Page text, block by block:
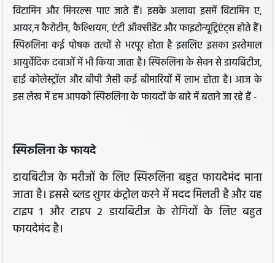
विटामिन और मिनरल्स पाए जाते हैं। इसके अलावा इसमें विटामिन ए,
आयर,न कैरोटीन, कैल्शियम, एंटी ऑक्सीडेंट और फाइटोन्यूट्रिएंट्स होते हैं।
स्पिरुलिना कई पोषक तत्वों से भरपूर होता है इसलिए इसका इस्तेमाल
आयुर्वेदिक दवाओं में भी किया जाता है। स्पिरुलिना के सेवन से डायबिटीज,
हाई कोलेस्ट्रॉल और बीपी जैसी कई बीमारियों में लाभ होता है। आज के
इस लेख में हम आपको स्पिरुलिना के फायदों के बारे में बताने जा रहे हैं -
स्पिरुलिना के फायदे
डायबिटीज के मरीजों के लिए स्पिरुलिना बहुत फायदेमंद माना
जाता है। इससे ब्लड शुगर कंट्रोल करने में मदद मिलती है और यह
टाइप 1 और टाइप 2 डायबिटीज के रोगियों के लिए बहुत
फायदेमंद है।